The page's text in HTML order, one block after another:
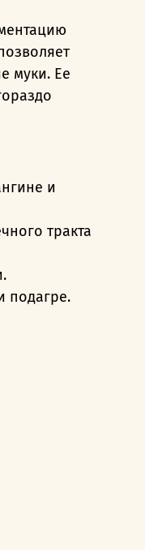
муки. Ее
и
тракта
подагре.